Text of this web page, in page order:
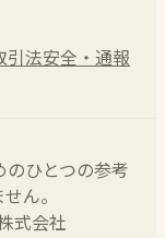
引法安全・通報
ひとつの参考
ん。
式会社